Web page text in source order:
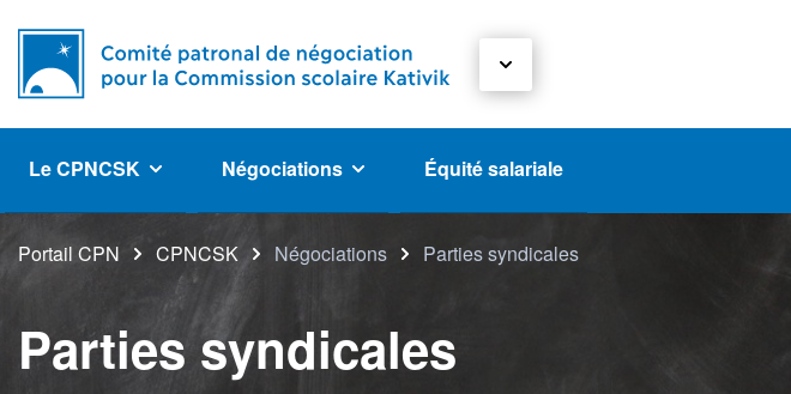
Le CPNCSK Négociations Équité salariale
Portail CPN CPNCSK Négociations Parties syndicales
Parties syndicales